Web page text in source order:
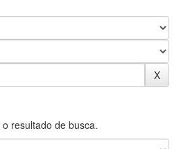
resultado de busca.